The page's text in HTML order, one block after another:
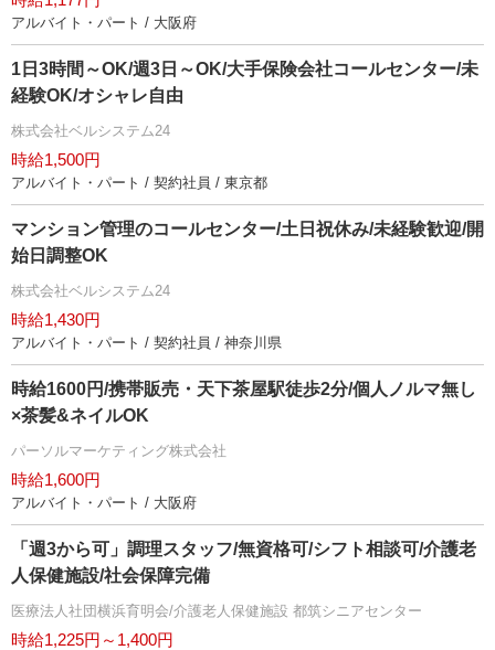
アルバイト・パート / 大阪府
1日3時間～OK/週3日～OK/大手保険会社コールセンター/未
経験OK/オシャレ自由
株式会社ベルシステム24
時給1,500円
アルバイト・パート / 契約社員 / 東京都
マンション管理のコールセンター/土日祝休み/未経験歓迎/開
始日調整OK
株式会社ベルシステム24
時給1,430円
アルバイト・パート / 契約社員 / 神奈川県
時給1600円/携帯販売・天下茶屋駅徒歩2分/個人ノルマ無し
×茶髪&ネイルOK
パーソルマーケティング株式会社
時給1,600円
アルバイト・パート / 大阪府
「週3から可」調理スタッフ/無資格可/シフト相談可/介護老
人保健施設/社会保障完備
医療法人社団横浜育明会/介護老人保健施設 都筑シニアセンター
時給1,225円～1,400円